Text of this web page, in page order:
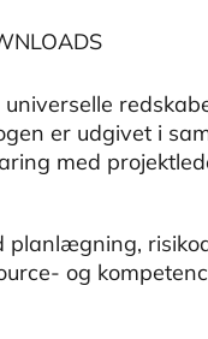
er udgivet i
med
planlægning,
og